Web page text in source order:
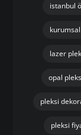
istanbul
lazer
opal
pleksi
pleksi